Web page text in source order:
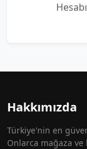
Hakkımızda
Türkiye'nin en
Onlarca mağaza